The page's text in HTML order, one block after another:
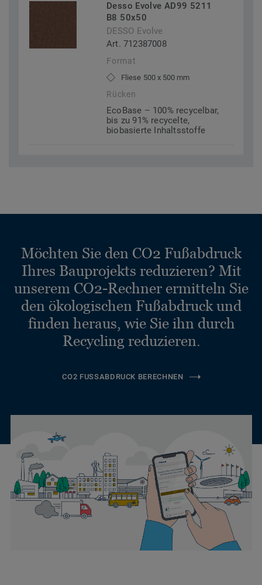
Desso Evolve AD99 5211
B8 50x50
DESSO Evolve
Art. 712387008
Format
Fliese 500 x 500 mm
Rücken
EcoBase – 100% recycelbar,
bis zu 91% recycelte,
biobasierte Inhaltsstoffe
Möchten Sie den CO2 Fußabdruck
Ihres Bauprojekts reduzieren? Mit
unserem CO2-Rechner ermitteln Sie
den ökologischen Fußabdruck und
finden heraus, wie Sie ihn durch
Recycling reduzieren.
CO2 FUSSABDRUCK BERECHNEN